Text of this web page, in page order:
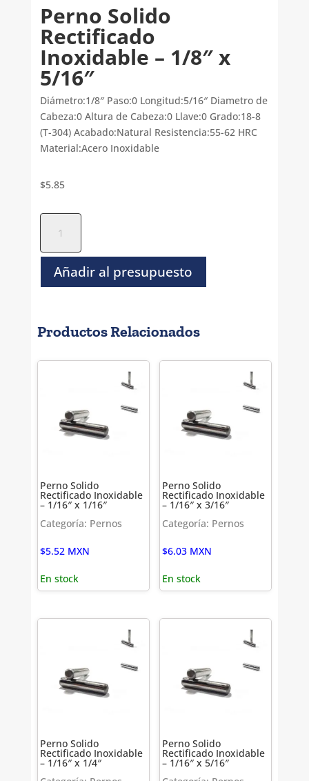
Perno Solido
Rectificado
Inoxidable – 1/8″ x
5/16″
Diámetro:1/8″ Paso:0 Longitud:5/16″ Diametro de
Cabeza:0 Altura de Cabeza:0 Llave:0 Grado:18-8
(T-304) Acabado:Natural Resistencia:55-62 HRC
Material:Acero Inoxidable
$5.85
Solido
Rectificado
Inoxidable
-
5/16"
Añadir al presupuesto
Productos Relacionados
Perno Solido
Rectificado Inoxidable
– 1/16″ x 1/16″
Categoría: Pernos
$5.52 MXN
En stock
Perno Solido
Rectificado Inoxidable
– 1/16″ x 3/16″
Categoría: Pernos
$6.03 MXN
En stock
Perno Solido
Rectificado Inoxidable
– 1/16″ x 1/4″
Perno Solido
Rectificado Inoxidable
– 1/16″ x 5/16″